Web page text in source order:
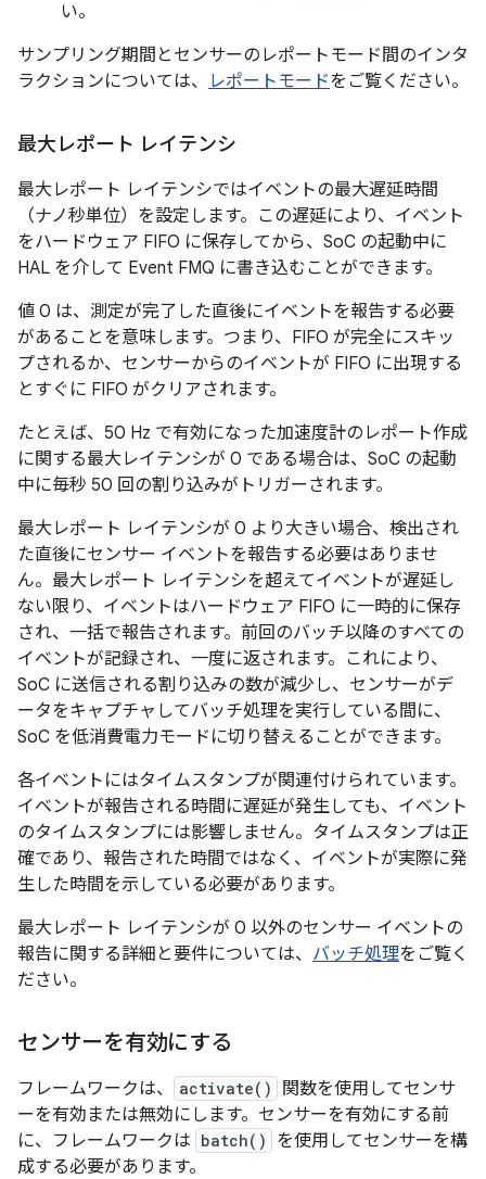
い。
サンプリング期間とセンサーのレポートモード間のインタ
ラクションについては、
レポートモードをご覧ください。
最大レポート レイテンシ
最大レポート レイテンシではイベントの最大遅延時間
（ナノ秒単位）を設定します。この遅延により、イベント
をハードウェア FIFO に保存してから、SoC の起動中に
HAL を介して Event FMQ に書き込むことができます。
値 0 は、測定が完了した直後にイベントを報告する必要
があることを意味します。つまり、FIFO が完全にスキッ
プされるか、センサーからのイベントが FIFO に出現する
とすぐに FIFO がクリアされます。
たとえば、50 Hz で有効になった加速度計のレポート作成
に関する最大レイテンシが 0 である場合は、SoC の起動
中に毎秒 50 回の割り込みがトリガーされます。
最大レポート レイテンシが 0 より大きい場合、検出され
た直後にセンサー イベントを報告する必要はありませ
ん。最大レポート レイテンシを超えてイベントが遅延し
ない限り、イベントはハードウェア FIFO に一時的に保存
され、一括で報告されます。前回のバッチ以降のすべての
イベントが記録され、一度に返されます。これにより、
SoC に送信される割り込みの数が減少し、センサーがデ
ータをキャプチャしてバッチ処理を実行している間に、
SoC を低消費電力モードに切り替えることができます。
各イベントにはタイムスタンプが関連付けられています。
イベントが報告される時間に遅延が発生しても、イベント
のタイムスタンプには影響しません。タイムスタンプは正
確であり、報告された時間ではなく、イベントが実際に発
生した時間を示している必要があります。
最大レポート レイテンシが 0 以外のセンサー イベントの
報告に関する詳細と要件については、 バッチ処理をご覧く
ださい。
センサーを有効にする
フレームワークは、 activate()
関数を使用してセンサ
ーを有効または無効にします。センサーを有効にする前
に、フレームワークは batch()
を使用してセンサーを構
成する必要があります。